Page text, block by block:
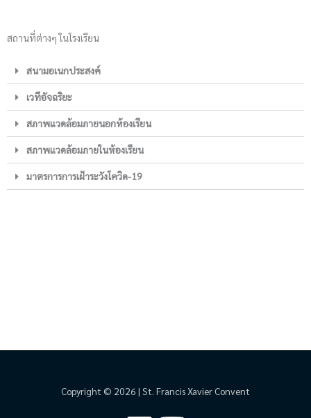
สถานที่ต่างๆ ในโรงเรียน
สนามอเนกประสงค์
เวทีอัจฉริยะ
สภาพแวดล้อมภายนอกห้องเรียน
สภาพแวดล้อมภายในห้องเรียน
มาตรการการเฝ้าระวังโควิด-19
Copyright © 2026 | St. Francis Xavier Convent